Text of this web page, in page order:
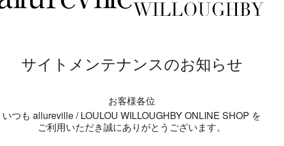
サイトメンテナンスのお知らせ
お客様各位
いつも allureville / LOULOU WILLOUGHBY ONLINE SHOP を
ご利用いただき誠にありがとうございます。